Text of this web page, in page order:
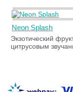
Neon Splash
Экзотический
цитрусовым